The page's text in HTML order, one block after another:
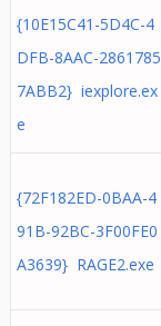
{10E15C41-5D4C-4
DFB-8AAC-2861785
7ABB2} iexplore.ex
e
{72F182ED-0BAA-4
91B-92BC-3F00FE0
A3639} RAGE2.exe